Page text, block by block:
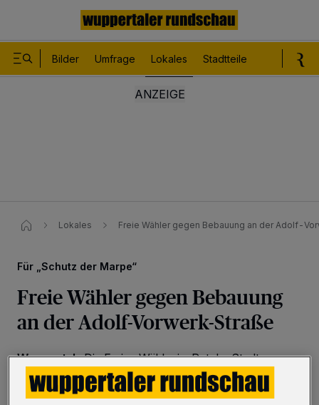
Bilder Umfrage Lokales Stadtteile
Lokales Freie Wähler gegen Bebauung an der Adolf-
Für „Schutz der Marpe“
Freie Wähler gegen Bebauung
an der Adolf-Vorwerk-Straße
Wuppertal·Die Freien Wähler im Rat der Stadt
Wuppertal sprechen sich für den Erhalt des Grüngürtels
an der Adolf-Vorwerk-Straße aus. Sie lehnen die
Pläne eines Investors ab, dort eine Wohnbebauung